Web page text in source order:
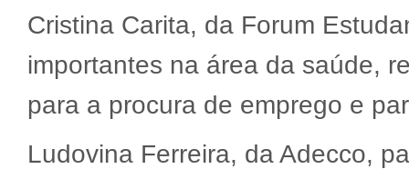
Cristina Carita, da Forum
importantes na área da saúde,
para a procura de emprego e
Ludovina Ferreira, da Adecco,